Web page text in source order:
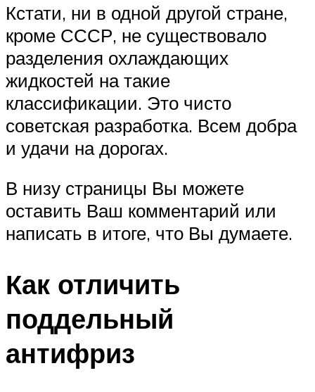
Кстати, ни в одной другой стране,
кроме СССР, не существовало
разделения охлаждающих
жидкостей на такие
классификации. Это чисто
советская разработка. Всем добра
и удачи на дорогах.
В низу страницы Вы можете
оставить Ваш комментарий или
написать в итоге, что Вы думаете.
Как отличить
поддельный
антифриз